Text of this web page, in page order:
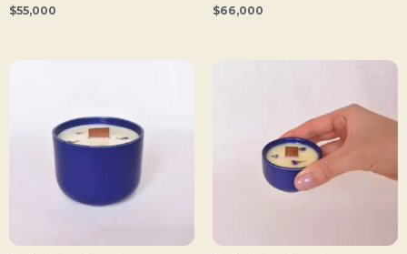
$55,000 $66,000